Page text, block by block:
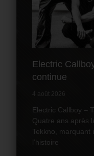
Electric
continue
4 août 2026
Electric Callboy –
Quatre ans après
Tekkno, marquant
l’histoire